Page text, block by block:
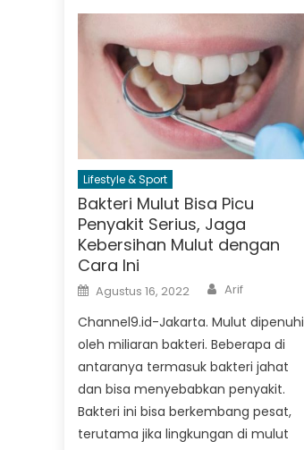
Lifestyle & Sport
Bakteri Mulut Bisa Picu
Penyakit Serius, Jaga
Kebersihan Mulut dengan
Cara Ini
Posted
on
Agustus 16, 2022 Author
Arif
Channel9.id-Jakarta. Mulut dipenuhi
oleh miliaran bakteri. Beberapa di
antaranya termasuk bakteri jahat
dan bisa menyebabkan penyakit.
Bakteri ini bisa berkembang pesat,
terutama jika lingkungan di mulut